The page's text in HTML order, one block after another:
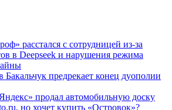
расстался с сотрудницей из-за
в Deepseek и нарушения режима
Бакальчук предрекает конец дуополии
продал автомобильную доску
но хочет купить «Островок»?